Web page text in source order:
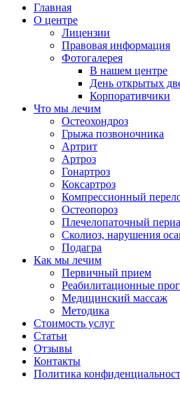
Главная
О центре
Лицензии
Правовая информация
Фотогалерея
В нашем центре
День открытых
Корпоративчики
Что мы лечим
Остеохондроз
Грыжа позвоночника
Артрит
Артроз
Гонартроз
Коксартроз
Компрессионный
Остеопороз
Плечелопаточный
Сколиоз, нарушения
Подагра
Как мы лечим
Первичный прием
Реабилитационные
Медицинский массаж
Методика
Стоимость услуг
Статьи
Отзывы
Контакты
Политика